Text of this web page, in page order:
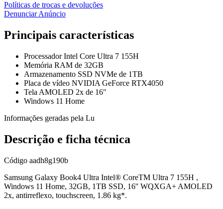
Políticas de trocas e devoluções
Denunciar Anúncio
Principais características
Processador Intel Core Ultra 7 155H
Memória RAM de 32GB
Armazenamento SSD NVMe de 1TB
Placa de vídeo NVIDIA GeForce RTX4050
Tela AMOLED 2x de 16"
Windows 11 Home
Informações geradas pela Lu
Descrição e ficha técnica
Código aadh8g190b
Samsung Galaxy Book4 Ultra Intel® CoreTM Ultra 7 155H ,
Windows 11 Home, 32GB, 1TB SSD, 16'' WQXGA+ AMOLED
2x, antirreflexo, touchscreen, 1.86 kg*.